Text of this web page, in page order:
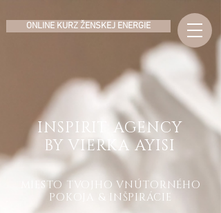
INSPIRIT AGENCY
BY VIERKA AYISI
MIESTO TVOJHO VNÚTORNÉHO
POKOJA & INŠPIRÁCIE
ONLINE KURZ ŽENSKEJ ENERGIE